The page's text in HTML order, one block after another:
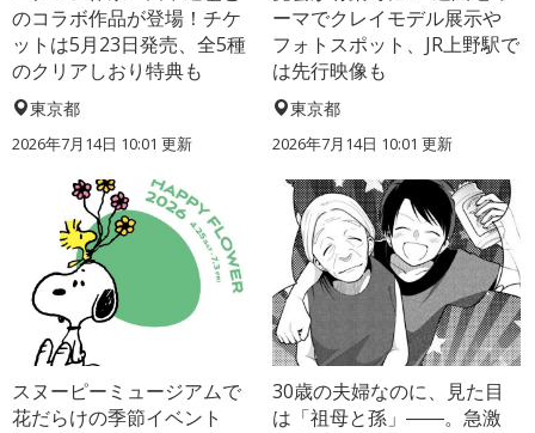
のコラボ作品が登場！チケ
ットは5月23日発売、全5種
のクリアしおり特典も
東京都
2026年7月14日 10:01 更新
ーマでクレイモデル展示や
フォトスポット、JR上野駅で
は先行映像も
東京都
2026年7月14日 10:01 更新
スヌーピーミュージアムで
花だらけの季節イベント
30歳の夫婦なのに、見た目
は「祖母と孫」――。急激